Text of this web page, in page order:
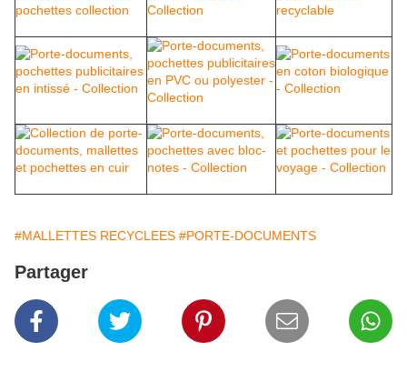
#MALLETTES RECYCLEES #PORTE-DOCUMENTS
Partager